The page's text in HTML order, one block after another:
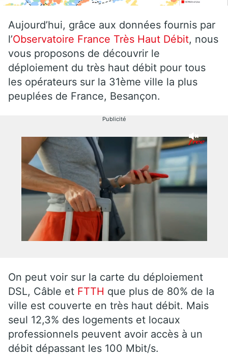
Aujourd’hui, grâce aux données fournis par
l’Observatoire France Très Haut Débit, nous
vous proposons de découvrir le
déploiement du très haut débit pour tous
les opérateurs sur la 31ème ville la plus
peuplées de France, Besançon.
Publicité
On peut voir sur la carte du déploiement
DSL, Câble et FTTH que plus de 80% de la
ville est couverte en très haut débit. Mais
seul 12,3% des logements et locaux
professionnels peuvent avoir accès à un
débit dépassant les 100 Mbit/s.